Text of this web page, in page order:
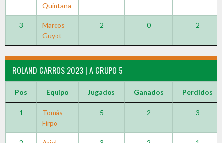
Quintana
3
Marcos
Guyot
2 0 2
ROLAND GARROS 2023 | A GRUPO 5
Pos Equipo Jugados Ganados Perdidos
1
Tomás
Firpo
5 2 3